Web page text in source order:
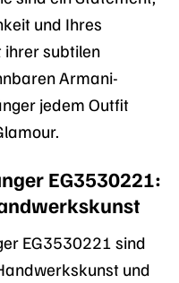
und Ihres
ihrer subtilen
Armani-
jedem Outfit
EG3530221:
EG3530221 sind
und